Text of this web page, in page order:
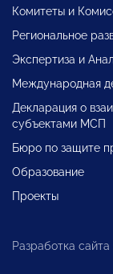
Комитеты и
Региональное
Экспертиза и
Международная
Декларация о
субъектами МСП
Бюро по защите
Образование
Проекты
Разработка